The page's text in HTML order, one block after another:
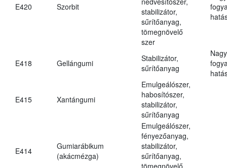
E420 Szorbit
stabilizátor,
sűrítőanyag,
tömegnövelő
szer
E418 Gellángumi
Stabilizátor,
sűrítőanyag
E415 Xantángumi
Emulgeálószer,
habosítószer,
stabilizátor,
sűrítőanyag
E414
Gumiarábikum
(akácmézga)
Emulgeálószer,
fényezőanyag,
stabilizátor,
sűrítőanyag,
tömegnövelő